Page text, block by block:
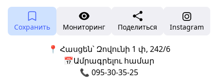
Сохранить Мониторинг Поделиться Instagram
📍 Հասցեն՝ Զովունի 1 փ, 242/6
📅Ամրագրելու համար
📞 095-30-35-25